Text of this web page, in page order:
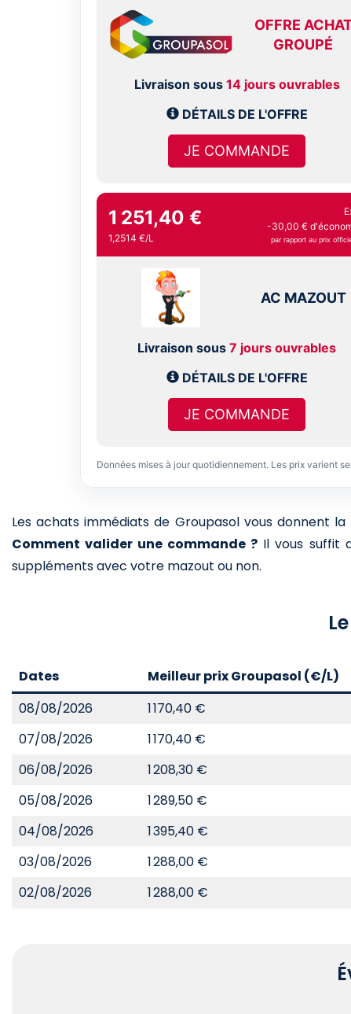
OFFRE
GROUPÉ
Livraison sous 14 jours ouvrables
DÉTAILS DE L'OFFRE
JE COMMANDE
1 251,40 €
1,2514 €/L
-30,00 €
par rapport au prix
AC MAZOUT
Livraison sous7 jours ouvrables
DÉTAILS DE L'OFFRE
JE COMMANDE
Données mises à jour quotidiennement. Les prix varient
Les achats immédiats de Groupasol vous donnent
Comment valider une commande ? Il vous suffit
suppléments avec votre mazout ou non.
Dates Meilleur prix Groupasol (€/L)
08/08/2026
1 170,40 €
07/08/2026
1 170,40 €
06/08/2026
1 208,30 €
05/08/2026
1 289,50 €
04/08/2026
1 395,40 €
03/08/2026
1 288,00 €
02/08/2026
1 288,00 €